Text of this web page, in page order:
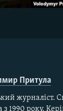
Притула
журналіст.
з 1990 року.